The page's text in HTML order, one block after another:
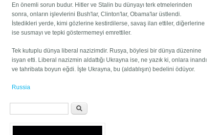
En önemli sorun budur. Hitler ve Stalin bu dünyayı terk etmelerinden
sonra, onların işlevlerini Bush'lar, Clinton'lar, Obama'lar üstlendi.
İstedikleri yerde, kimi gözlerine kestirdilerse, savaş ilan ettiler, diğerlerine
ise susmayı ve tepki göstermemeyi emrettiler.
Tek kutuplu dünya liberal nazizimdir. Rusya, böylesi bir dünya düzenine
isyan etti. Liberal nazizmin aldattığı Ukrayna ise, ne yazık ki, onlara inandı
ve tahribata boyun eğdi. İşte Ukrayna, bu (aldatılışın) bedelini ödüyor.
Russia
Formularz wyszukiwania
Szukaj